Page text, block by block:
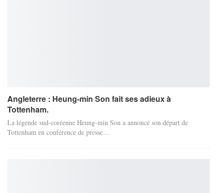
Angleterre : Heung-min Son fait ses adieux à
Tottenham.
La légende sud-coréenne Heung-min Son a annoncé son départ de
Tottenham en conférence de presse…